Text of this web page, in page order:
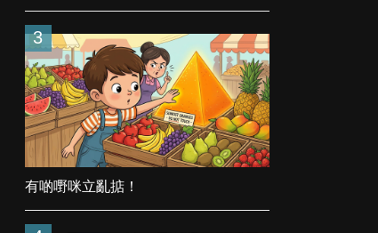
3
有啲嘢咪立亂掂！